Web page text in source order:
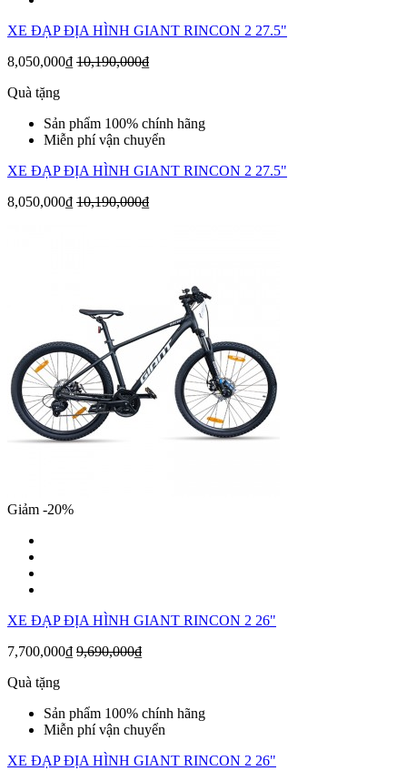
XE ĐẠP ĐỊA HÌNH GIANT RINCON 2 27.5"
8,050,000₫ 10,190,000₫
Quà tặng
Sản phẩm 100% chính hãng
Miễn phí vận chuyển
XE ĐẠP ĐỊA HÌNH GIANT RINCON 2 27.5"
8,050,000₫ 10,190,000₫
Giảm -20%
XE ĐẠP ĐỊA HÌNH GIANT RINCON 2 26"
7,700,000₫ 9,690,000₫
Quà tặng
Sản phẩm 100% chính hãng
Miễn phí vận chuyển
XE ĐẠP ĐỊA HÌNH GIANT RINCON 2 26"